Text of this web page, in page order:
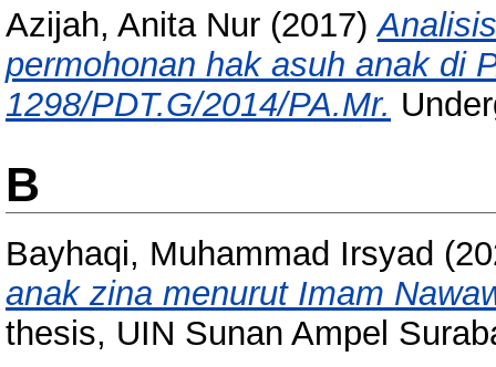
Azijah, Anita Nur (2017)
permohonan hak asuh anak di
1298/PDT.G/2014/PA.Mr.
B
Bayhaqi, Muhammad Irsyad
anak zina menurut Imam
thesis, UIN Sunan Ampel